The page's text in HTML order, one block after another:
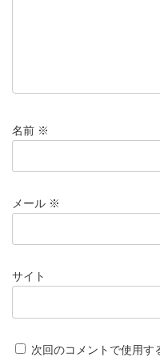
名前 ※
メール ※
サイト
次回のコメントで使用す